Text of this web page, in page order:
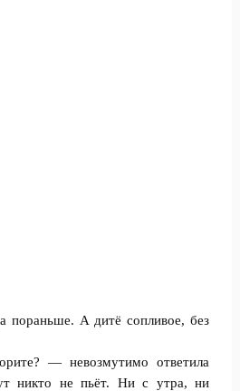
А дитё сопливое, без
— невозмутимо ответила
никто не пьёт. Ни с утра, ни